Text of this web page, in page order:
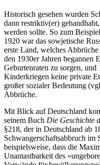
Historisch gesehen wurden
dann restriktiv(er)
werden sollte. So zum
1920 war das sowjetische
erste Land, welches
den 1930er Jahren begannen
Geburtenraten zu sorgen,
Kinderkriegen keine private
großer sozialer Bedeutung
Abbrüche.
Mit Blick auf Deutschland
seinem Buch Die Geschichte
§218, der in Deutschland ab
Schwangerschaftsabbruch im
beispielsweise, dass die
Unantastbarkeit des